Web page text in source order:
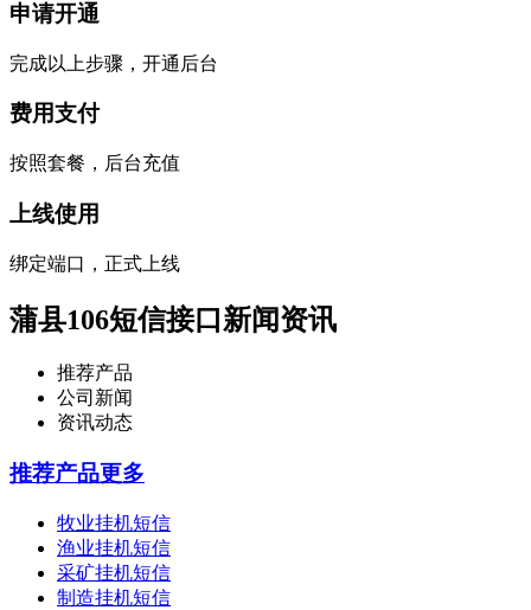
申请开通
完成以上步骤，开通后台
费用支付
按照套餐，后台充值
上线使用
绑定端口，正式上线
蒲县106短信接口新闻资讯
推荐产品
公司新闻
资讯动态
推荐产品更多
牧业挂机短信
渔业挂机短信
采矿挂机短信
制造挂机短信